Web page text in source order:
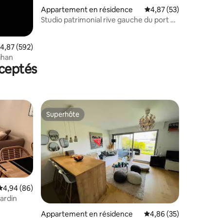
moyenne sur la base de 592 commentaires : 4,87 sur 5
4,87 (592)
Appartement en résidence Évaluation moyenne
4,87 (53)
Studio patrimonial rive gauche du port de
: 4,95 sur 5
moyenne sur la base de 86 commentaires : 4,94 sur 5
4,94 (86)
Superhôte
Superhôte
Appartement en résidence Évaluation moyenne
4,86 (35)